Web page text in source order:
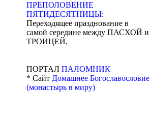
ПРЕПОЛОВЕНИЕ
ПЯТИДЕСЯТНИЦЫ:
Переходящее празднование в
самой середине между ПАСХОЙ и
ТРОИЦЕЙ.
ПОРТАЛ ПАЛОМНИК
* Сайт Домашнее Богославословие
(монастырь в миру)